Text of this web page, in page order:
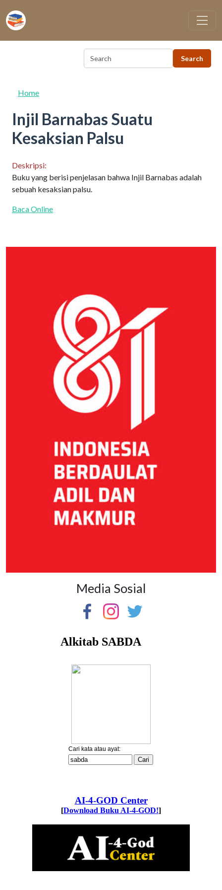
Home
Injil Barnabas Suatu
Kesaksian Palsu
Deskripsi:
Buku yang berisi penjelasan bahwa Injil Barnabas adalah
sebuah kesaksian palsu.
Baca Online
Media Sosial